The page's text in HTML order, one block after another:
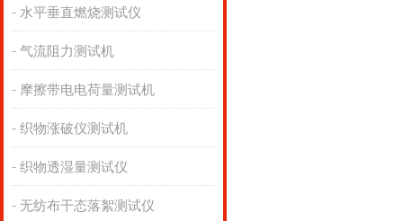
水平垂直燃烧测试仪
气流阻力测试机
摩擦带电电荷量测试机
织物涨破仪测试机
织物透湿量测试仪
无纺布干态落絮测试仪